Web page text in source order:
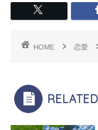
HOME 恋愛